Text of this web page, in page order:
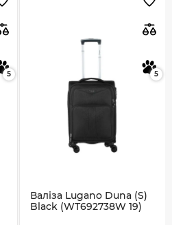
5 5
Валіза Lugano Duna (S)
Black (WT692738W 19)